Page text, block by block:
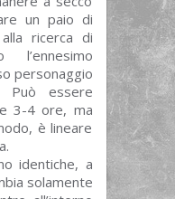
un paio di
ricerca di
personaggio
Può essere
3-4 ore, ma
è lineare
identiche, a
solamente